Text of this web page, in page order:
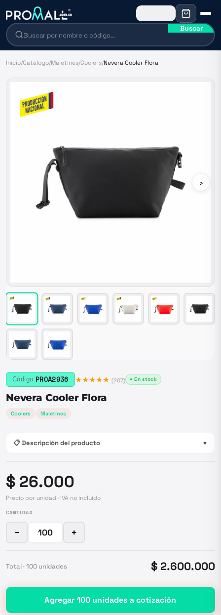
Buscar
Inicio/Catálogo/Maletines/Coolers/Nevera Cooler Flora
›
Código: PROA2936 ★★★★★ (207) ● En stock
Nevera Cooler Flora
Coolers Maletines
📋 Descripción del producto ▼
$ 26.000
Precio por unidad · IVA no incluido
CANTIDAD
− +
Total · 100 unidades $ 2.600.000
Agregar 100 unidades a cotización